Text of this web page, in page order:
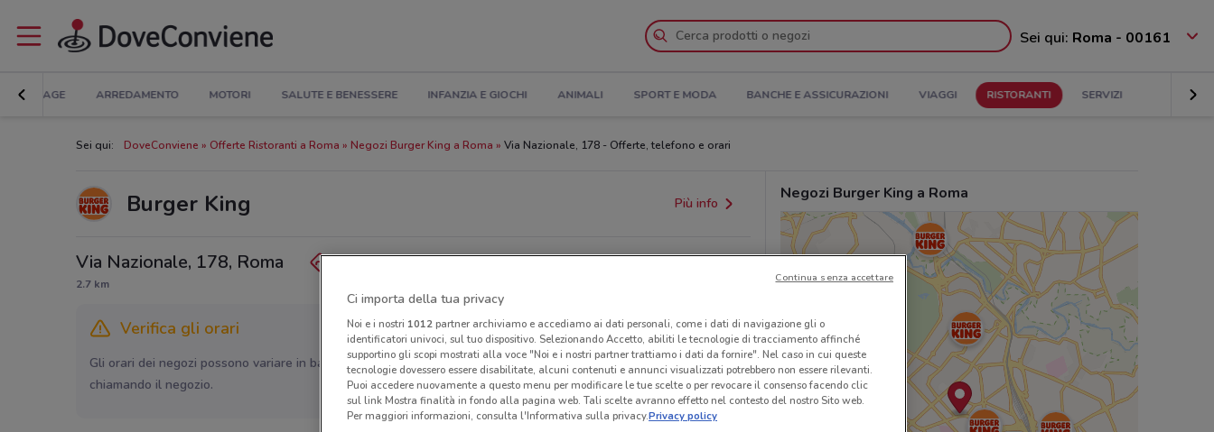
Sei qui: Roma - 00161
BRICOLAGE ARREDAMENTO MOTORI SALUTE E BENESSERE INFANZIA E GIOCHI ANIMALI SPORT E MODA BANCHE E ASSICURAZIONI VIAGGI RISTORANTI SERVIZI
Sei qui: DoveConviene Offerte Ristoranti a Roma Negozi Burger King a Roma Via Nazionale, 178 - Offerte, telefono e orari
Burger King Più info
Via Nazionale, 178, Roma
2.7 km
Verifica gli orari
Gli orari dei negozi possono variare in base agli ultimi provvedimenti regionali o nazionali. Verifica l’accuratezza
chiamando il negozio.
Negozi Burger King a Roma
Ci importa della tua privacy
Noi e i nostri 1012partner archiviamo e accediamo ai dati personali, come i dati di navigazione gli o
identificatori univoci, sul tuo dispositivo. Selezionando Accetto, abiliti le tecnologie di tracciamento affinché
supportino gli scopi mostrati alla voce "Noi e i nostri partner trattiamo i dati da fornire". Nel caso in cui queste
tecnologie dovessero essere disabilitate, alcuni contenuti e annunci visualizzati potrebbero non essere rilevanti.
Puoi accedere nuovamente a questo menu per modificare le tue scelte o per revocare il consenso facendo clic
sul link Mostra finalità in fondo alla pagina web. Tali scelte avranno effetto nel contesto del nostro Sito web.
Per maggiori informazioni, consulta l'Informativa sulla privacy.Privacy policy
Continua senza accettare